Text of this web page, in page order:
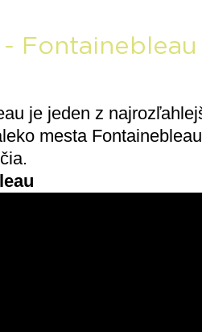
Fontainebleau
je jeden z
mesta